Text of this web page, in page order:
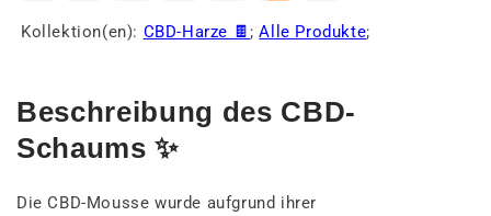
Kollektion(en): CBD-Harze 🍫 ;Alle Produkte;
Beschreibung des CBD-
Schaums ✨
Die CBD-Mousse wurde aufgrund ihrer